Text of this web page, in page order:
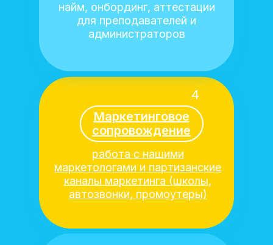
работа с нашими
маркетологами и партизанские
каналы маркетинга (школы,
автозвонки, промоутеры)
Маркетинговое
сопровождение
4
найм, онбординг, аттестации
для преподавателей и
администраторов